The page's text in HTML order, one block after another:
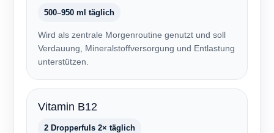
500–950 ml täglich
Wird als zentrale Morgenroutine genutzt und soll
Verdauung, Mineralstoffversorgung und Entlastung
unterstützen.
Vitamin B12
2 Dropperfuls 2× täglich